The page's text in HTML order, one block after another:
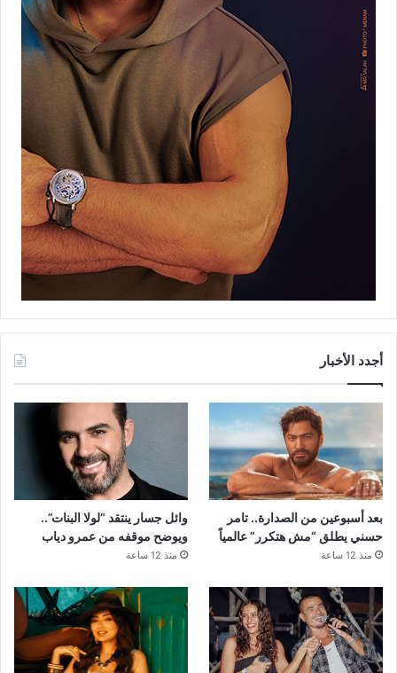
أجدد الأخبار
بعد أسبوعين من الصدارة.. تامر
حسني يطلق “مش هتكرر” عالمياً
منذ 12 ساعة
وائل جسار ينتقد “لولا البنات”..
ويوضح موقفه من عمرو دياب
منذ 12 ساعة